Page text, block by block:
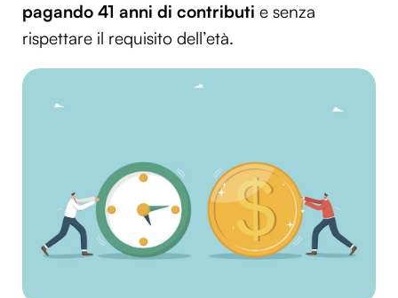
pagando 41 anni di contributi e senza
rispettare il requisito dell’età.